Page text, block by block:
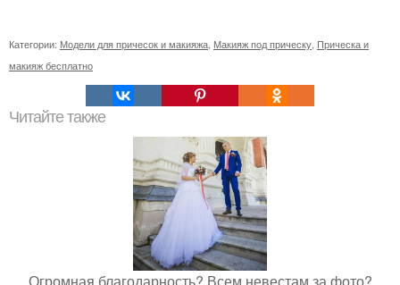
Категории: Модели для причесок и макияжа Макияж под прическу Прическа и
макияж бесплатно
Читайте также
Огромная благодарность? Всем невестам за фото?